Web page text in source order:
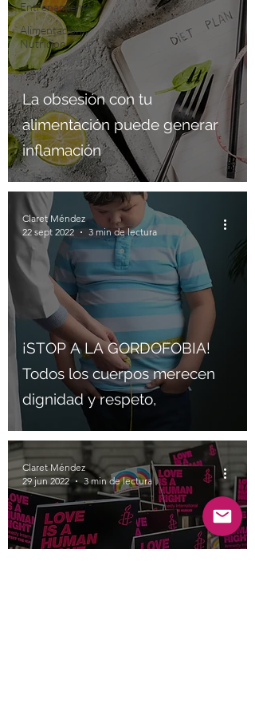
Entrenamiento
Alimentacion y
Nutricion
La obsesión con tu
alimentación puede generar
inflamación
¡STOP A LA GORDOFOBIA!
Todos los cuerpos merecen
dignidad y respeto,
Claret Méndez
22 sept 2022
3 min de lectura
Claret Méndez
29 jun 2022
3 min de lectura